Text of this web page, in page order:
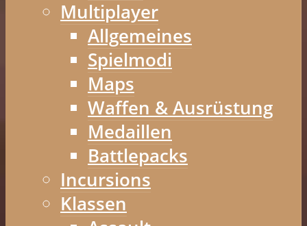
Multiplayer
Allgemeines
Spielmodi
Maps
Waffen & Ausrüstung
Medaillen
Battlepacks
Incursions
Klassen